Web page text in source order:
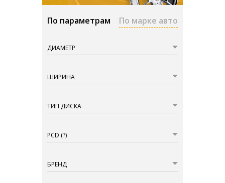
По параметрам По марке авто
ДИАМЕТР
ШИРИНА
ТИП ДИСКА
PCD (?)
БРЕНД